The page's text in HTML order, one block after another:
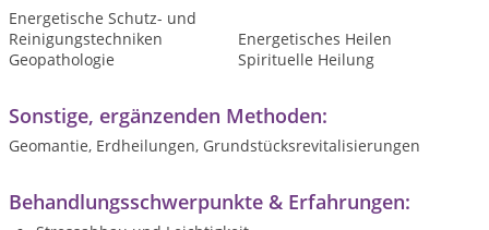
Energetische Schutz- und
Reinigungstechniken
Energetisches Heilen
Geopathologie
Spirituelle Heilung
Sonstige, ergänzenden Methoden:
Geomantie, Erdheilungen, Grundstücksrevitalisierungen
Behandlungsschwerpunkte & Erfahrungen: